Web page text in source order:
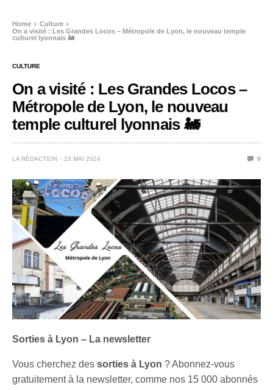
Home
Culture
On a visité : Les Grandes Locos – Métropole de Lyon, le nouveau temple
culturel lyonnais 🚂
CULTURE
On a visité : Les Grandes Locos –
Métropole de Lyon, le nouveau
temple culturel lyonnais 🚂
LA RÉDACTION 23 MAI 2024 0
Sorties à Lyon – La newsletter
Vous cherchez dessorties à Lyon ? Abonnez-vous
gratuitement à la newsletter, comme nos 15 000 abonnés